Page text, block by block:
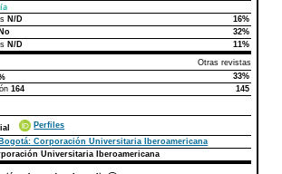
Este artículo
N/D
16%
No
32%
N/D
11%
Otras revistas
33%
164 145
Perfiles
Bogotá: Corporación Universitaria Iberoamericana
Universitaria Iberoamericana